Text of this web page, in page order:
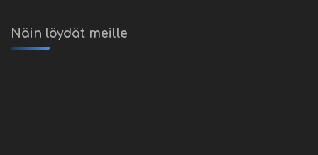
Näin löydät meille